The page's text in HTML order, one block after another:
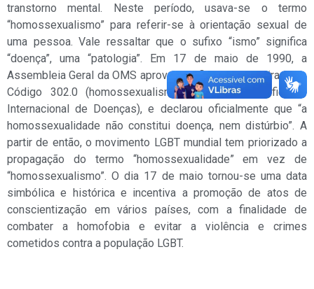
transtorno mental. Neste período, usava-se o termo
“homossexualismo” para referir-se à orientação sexual de
uma pessoa. Vale ressaltar que o sufixo “ismo” significa
“doença”, uma “patologia”. Em 17 de maio de 1990, a
Assembleia Geral da OMS aprovou e oficializou a retirada do
Código 302.0 (homossexualismo) da CID (Classificação
Internacional de Doenças), e declarou oficialmente que “a
homossexualidade não constitui doença, nem distúrbio”. A
partir de então, o movimento LGBT mundial tem priorizado a
propagação do termo “homossexualidade” em vez de
“homossexualismo”. O dia 17 de maio tornou-se uma data
simbólica e histórica e incentiva a promoção de atos de
conscientização em vários países, com a finalidade de
combater a homofobia e evitar a violência e crimes
cometidos contra a população LGBT.